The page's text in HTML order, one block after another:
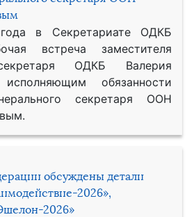
в Секретариате ОДКБ
встреча заместителя
ОДКБ Валерия
обязанности
секретаря ООН
обсуждены детали
2026»,
2026»